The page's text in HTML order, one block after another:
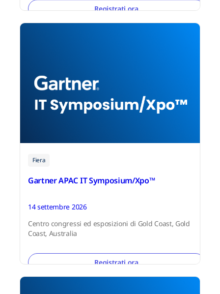
Registrati ora
Fiera
Gartner APAC IT Symposium/Xpo™
14 settembre 2026
Centro congressi ed esposizioni di Gold Coast, Gold
Coast, Australia
Registrati ora